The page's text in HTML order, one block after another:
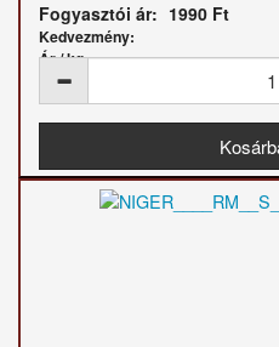
Fogyasztói ár: 1990 Ft
Kedvezmény:
Ár / kg: